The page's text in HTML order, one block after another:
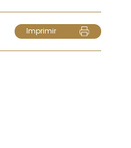
Imprimir